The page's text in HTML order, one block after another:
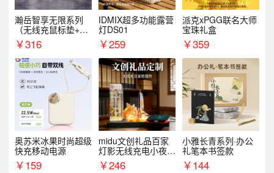
瀚岳智享无限系列
（无线充鼠标垫+飞
利浦音响+乐扣咖啡
杯）
￥316
IDMIX超多功能露营
灯DS01
￥259
派克xPGG联名大师
宝珠礼盒
￥359
奥苏米冰果时尚超级
快充移动电源
￥159
midu文创礼品百家
灯影无线充电小夜灯
纪念礼品定制
￥246
小雅长青系列·办公
礼笔本书签款
￥144